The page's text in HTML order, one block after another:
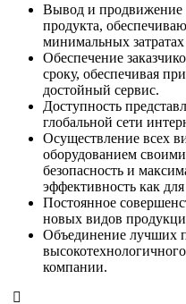
Вывод и продвижение
продукта,
минимальных затратах
Обеспечение
сроку, обеспечивая
достойный сервис.
Доступность
глобальной сети
Осуществление всех
оборудованием
безопасность и
эффективность как для
Постоянное
новых видов
Объединение лучших
компании.